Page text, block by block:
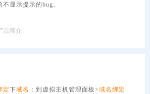
不显示提示的bug。
品简介
定下域名 ：到虚拟主机管理面板>域名 绑定